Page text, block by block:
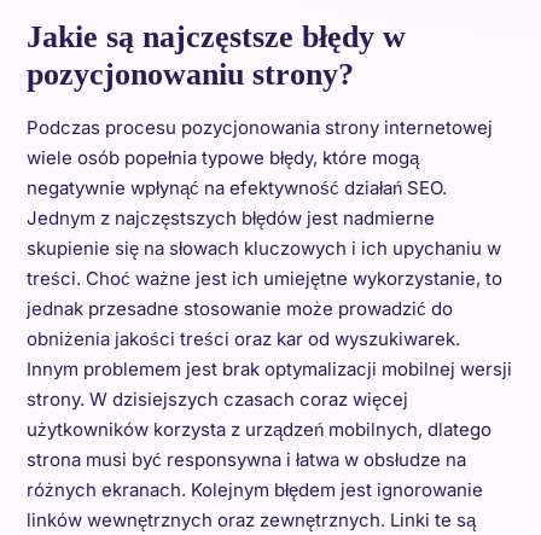
Jakie są najczęstsze błędy w
pozycjonowaniu strony?
Podczas procesu pozycjonowania strony internetowej
wiele osób popełnia typowe błędy, które mogą
negatywnie wpłynąć na efektywność działań SEO.
Jednym z najczęstszych błędów jest nadmierne
skupienie się na słowach kluczowych i ich upychaniu w
treści. Choć ważne jest ich umiejętne wykorzystanie, to
jednak przesadne stosowanie może prowadzić do
obniżenia jakości treści oraz kar od wyszukiwarek.
Innym problemem jest brak optymalizacji mobilnej wersji
strony. W dzisiejszych czasach coraz więcej
użytkowników korzysta z urządzeń mobilnych, dlatego
strona musi być responsywna i łatwa w obsłudze na
różnych ekranach. Kolejnym błędem jest ignorowanie
linków wewnętrznych oraz zewnętrznych. Linki te są